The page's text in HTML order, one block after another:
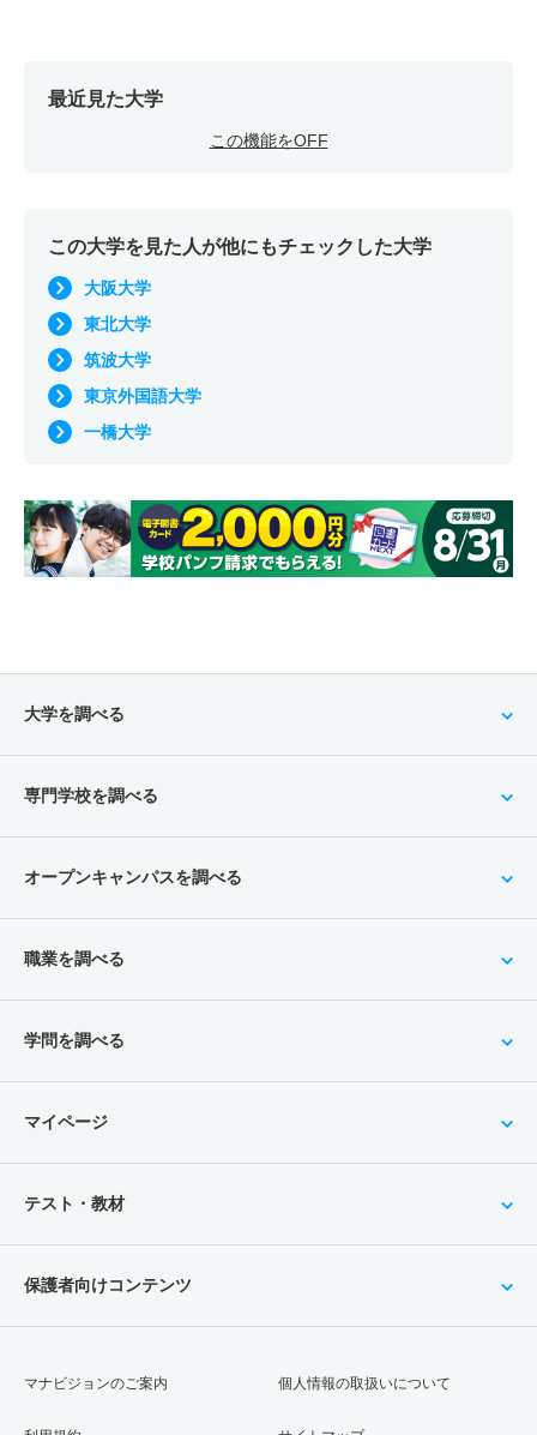
最近見た大学
この機能をOFF
この大学を見た人が他にもチェックした大学
大阪大学
東北大学
筑波大学
東京外国語大学
一橋大学
大学を調べる
専門学校を調べる
オープンキャンパスを調べる
職業を調べる
学問を調べる
マイページ
テスト・教材
保護者向けコンテンツ
マナビジョンのご案内 個人情報の取扱いについて